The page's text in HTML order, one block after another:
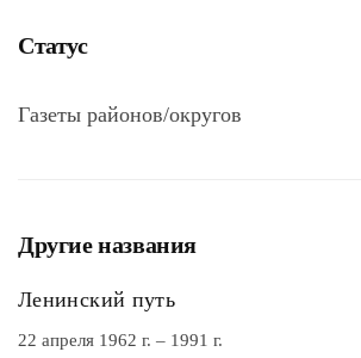
Статус
Газеты районов/округов
Другие названия
Ленинский путь
22 апреля 1962 г. – 1991 г.